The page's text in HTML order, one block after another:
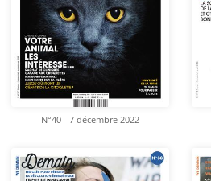
N°40 - 7 décembre 2022